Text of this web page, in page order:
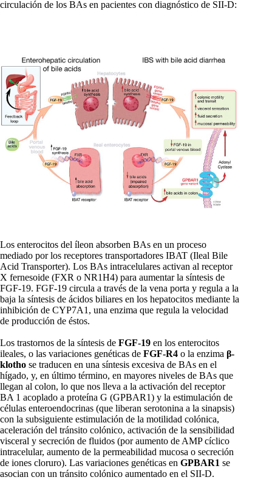
circulación de los BAs en pacientes con diagnóstico de SII-D:
Los enterocitos del íleon absorben BAs en un proceso
mediado por los receptores transportadores IBAT (Ileal Bile
Acid Transporter). Los BAs intracelulares activan al receptor
X fernesoide (FXR o NR1H4) para aumentar la síntesis de
FGF-19. FGF-19 circula a través de la vena porta y regula a la
baja la síntesis de ácidos biliares en los hepatocitos mediante la
inhibición de CYP7A1, una enzima que regula la velocidad
de producción de éstos.
Los trastornos de la síntesis de FGF-19 en los enterocitos
ileales, o las variaciones genéticas de FGF-R4 o la enzima β-
klotho se traducen en una síntesis excesiva de BAs en el
hígado, y, en último término, en mayores niveles de BAs que
llegan al colon, lo que nos lleva a la activación del receptor
BA 1 acoplado a proteína G (GPBAR1) y la estimulación de
células enteroendocrinas (que liberan serotonina a la sinapsis)
con la subsiguiente estimulación de la motilidad colónica,
aceleración del tránsito colónico, activación de la sensibilidad
visceral y secreción de fluidos (por aumento de AMP cíclico
intracelular, aumento de la permeabilidad mucosa o secreción
de iones cloruro). Las variaciones genéticas en GPBAR1 se
asocian con un tránsito colónico aumentado en el SII-D.